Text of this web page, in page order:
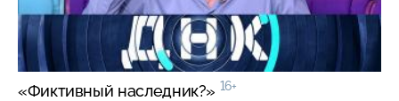
«Фиктивный наследник?» 16+